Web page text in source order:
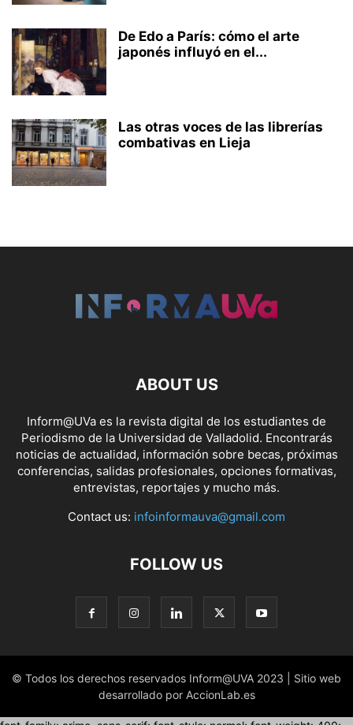
De Edo a París: cómo el arte
japonés influyó en el...
Las otras voces de las librerías
combativas en Lieja
ABOUT US
Inform@UVa es la revista digital de los estudiantes de
Periodismo de la Universidad de Valladolid. Encontrarás
noticias de actualidad, información sobre becas, próximas
conferencias, salidas profesionales, opciones formativas,
entrevistas, reportajes y mucho más.
Contact us: infoinformauva@gmail.com
FOLLOW US
© Todos los derechos reservados Inform@UVA 2023 | Sitio web
desarrollado por AccionLab.es